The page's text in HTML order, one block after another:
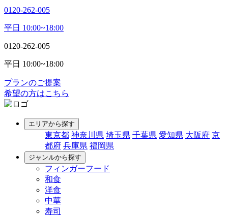
0120-262-005
平日 10:00~18:00
0120-262-005
平日 10:00~18:00
プランのご提案
希望の方はこちら
エリアから探す
東京都 神奈川県 埼玉県 千葉県 愛知県 大阪府 京
都府 兵庫県 福岡県
ジャンルから探す
フィンガーフード
和食
洋食
中華
寿司